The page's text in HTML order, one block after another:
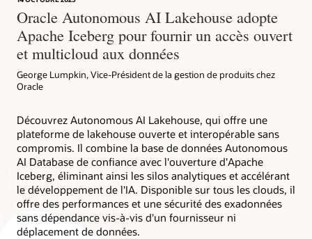
Oracle Autonomous AI Lakehouse adopte
Apache Iceberg pour fournir un accès ouvert
et multicloud aux données
George Lumpkin, Vice-Président de la gestion de produits chez
Oracle
Découvrez Autonomous AI Lakehouse, qui offre une
plateforme de lakehouse ouverte et interopérable sans
compromis. Il combine la base de données Autonomous
AI Database de confiance avec l'ouverture d'Apache
Iceberg, éliminant ainsi les silos analytiques et accélérant
le développement de l'IA. Disponible sur tous les clouds, il
offre des performances et une sécurité des exadonnées
sans dépendance vis-à-vis d'un fournisseur ni
déplacement de données.